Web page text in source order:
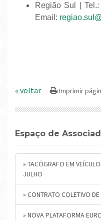
Região Sul |
Email:
« voltar
Espaço de
» TACÓGRAFO EM
JULHO
» CONTRATO COLETIVO
» NOVA PLATAFORMA